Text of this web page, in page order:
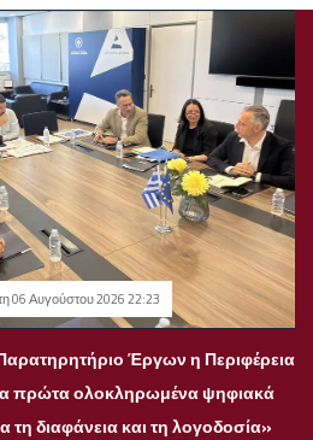
06 Αυγούστου 2026 22:23
Έργων η Περιφέρεια
πρώτα ολοκληρωμένα ψηφιακά
διαφάνεια και τη λογοδοσία»